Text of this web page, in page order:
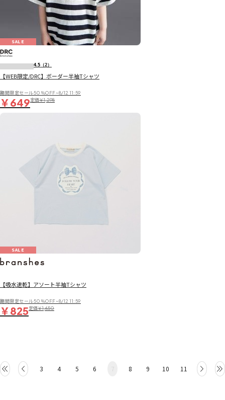
SALE
4.5 （2）
【WEB限定/DRC】ボーダー半袖Tシャツ
期間限定セール50％OFF~8/12 11:59
￥649定価￥1,298
SALE
【吸水速乾】アソート半袖Tシャツ
期間限定セール50％OFF~8/12 11:59
￥825定価￥1,650
3 4 5 6 8 9 10 11